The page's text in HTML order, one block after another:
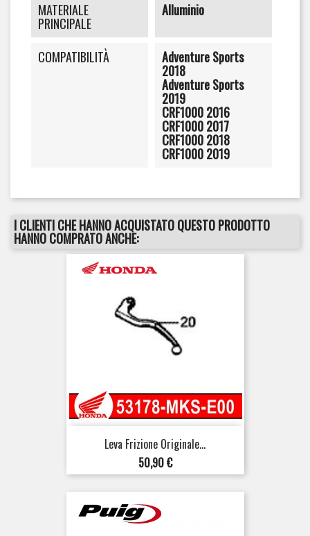
MATERIALE
PRINCIPALE
Alluminio
COMPATIBILITÀ Adventure Sports
2018
Adventure Sports
2019
CRF1000 2016
CRF1000 2017
CRF1000 2018
CRF1000 2019
I CLIENTI CHE HANNO ACQUISTATO QUESTO PRODOTTO
HANNO COMPRATO ANCHE:
Leva Frizione Originale...
Prezzo
50,90 €